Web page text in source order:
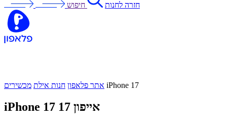
חזרה לחנות חיפוש
אתר פלאפון חנות אילת מכשירים iPhone 17
iPhone 17 אייפון 17